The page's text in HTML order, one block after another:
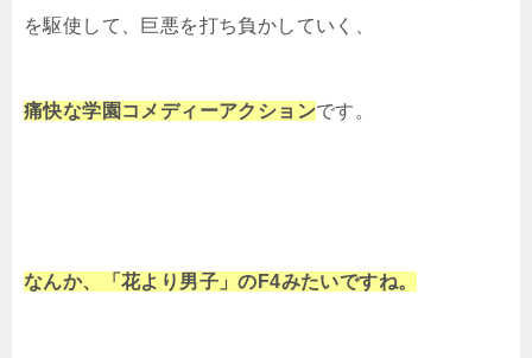
を駆使して、巨悪を打ち負かしていく、
痛快な学園コメディーアクションです。
なんか、「花より男子」のF4みたいですね。